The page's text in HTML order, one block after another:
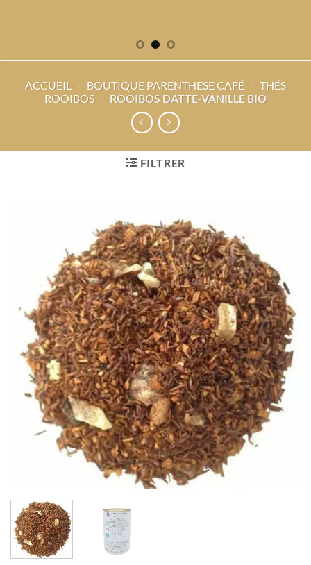
ACCUEIL - BOUTIQUE PARENTHESE CAFÉ - THÉS
ROOIBOS - ROOIBOS DATTE-VANILLE BIO
FILTRER